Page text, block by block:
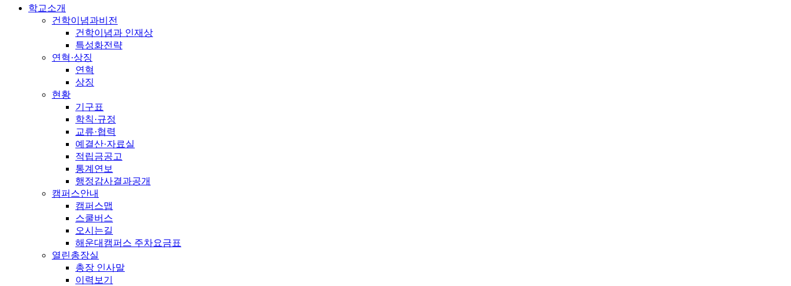
학교소개
건학이념과비전
건학이념과 인재상
특성화전략
연혁·상징
연혁
상징
현황
기구표
학칙·규정
교류·협력
예결산·자료실
적립금공고
통계연보
행정감사결과공개
캠퍼스안내
캠퍼스맵
스쿨버스
오시는길
해운대캠퍼스 주차요금표
열린총장실
총장 인사말
이력보기